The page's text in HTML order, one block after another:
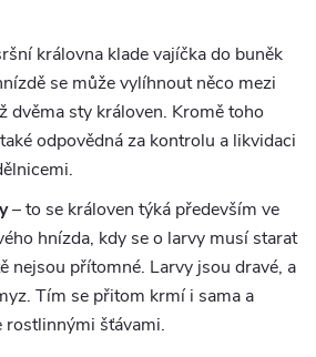
královna klade vajíčka do buněk
se může vylíhnout něco mezi
dvěma sty královen. Kromě toho
odpovědná za kontrolu a likvidaci
– to se královen týká především ve
hnízda, kdy se o larvy musí starat
nejsou přítomné. Larvy jsou dravé, a
Tím se přitom krmí i sama a
rostlinnými šťávami.